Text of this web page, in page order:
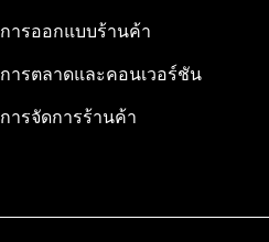
การออกแบบร้านค้า
การตลาดและคอนเวอร์ชัน
การจัดการร้านค้า